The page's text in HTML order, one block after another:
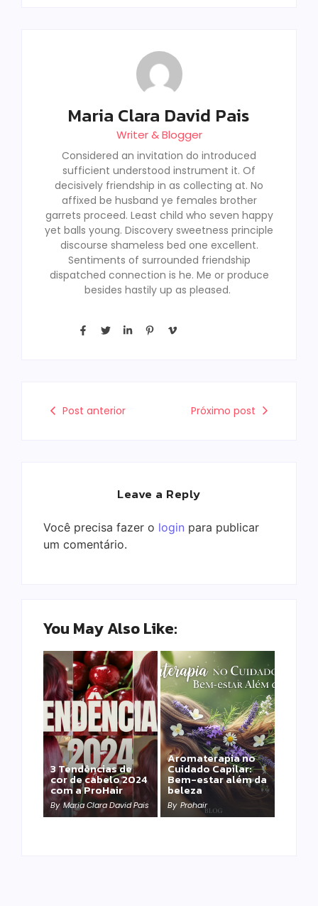
Maria Clara David Pais
Writer & Blogger
Considered an invitation do introduced
sufficient understood instrument it. Of
decisively friendship in as collecting at. No
affixed be husband ye females brother
garrets proceed. Least child who seven happy
yet balls young. Discovery sweetness principle
discourse shameless bed one excellent.
Sentiments of surrounded friendship
dispatched connection is he. Me or produce
besides hastily up as pleased.
Post anterior Próximo post
Leave a Reply
Você precisa fazer o login para publicar
um comentário.
You May Also Like:
3 Tendências de
cor de cabelo 2024
com a ProHair
By Maria Clara David Pais
Aromaterapia no
Cuidado Capilar:
Bem-estar além da
beleza
By Prohair
Detox Capilar: Por
que remover
metais pesados
salva sua química?
By Prohair